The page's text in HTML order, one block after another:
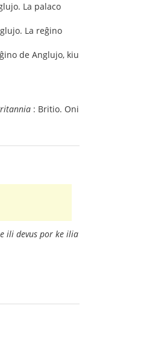
La palaco
La reĝino
de Anglujo, kiu
: Britio. Oni
ili devus por ke ilia